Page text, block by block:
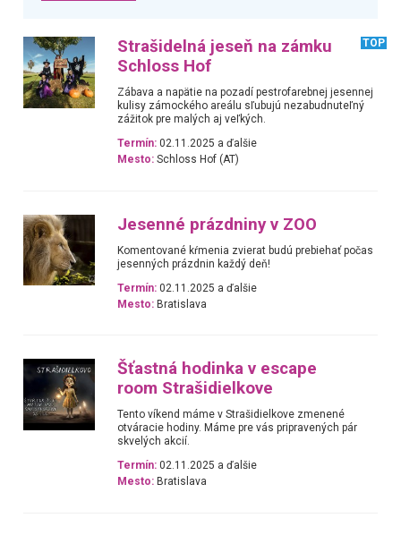
Strašidelná jeseň na zámku
Schloss Hof
TOP
Zábava a napätie na pozadí pestrofarebnej jesennej
kulisy zámockého areálu sľubujú nezabudnuteľný
zážitok pre malých aj veľkých.
Termín: 02.11.2025 a ďalšie
Mesto: Schloss Hof (AT)
Jesenné prázdniny v ZOO
Komentované kŕmenia zvierat budú prebiehať počas
jesenných prázdnin každý deň!
Termín: 02.11.2025 a ďalšie
Mesto: Bratislava
Šťastná hodinka v escape
room Strašidielkove
Tento víkend máme v Strašidielkove zmenené
otváracie hodiny. Máme pre vás pripravených pár
skvelých akcií.
Termín: 02.11.2025 a ďalšie
Mesto: Bratislava